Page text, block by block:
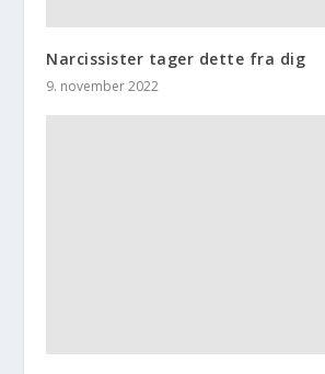
Narcissister tager dette fra dig
9. november 2022